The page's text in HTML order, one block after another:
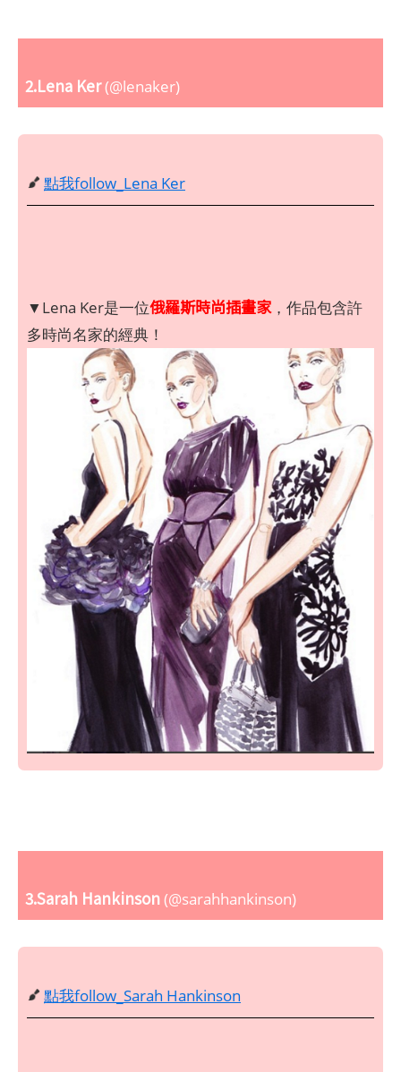
2.Lena Ker(@lenaker)
點我follow_Lena Ker
▼Lena Ker是一位俄羅斯時尚插畫家，作品包含許
多時尚名家的經典！
3.Sarah Hankinson(@sarahhankinson)
點我follow_Sarah Hankinson